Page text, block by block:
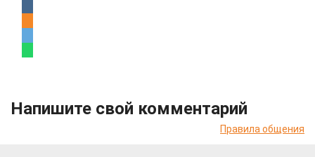
Напишите свой комментарий
Правила общения